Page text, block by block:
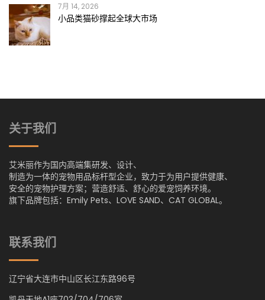
7月 14, 2026
小品类猫砂撑起全球大市场
关于我们
艾米丽作为国内高端集研发、设计、
制造为一体的宠物用品标杆型企业，致力于为用户提供健康、
安全的宠物护理方案；营造舒适、舒心的爱宠饲养环境。
旗下品牌包括：Emily Pets、LOVE SAND、CAT GLOBAL。
联系我们
辽宁省大连市中山区长江东路96号